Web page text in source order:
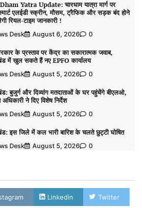
Yatra Update: चारधाम यात्रा मार्ग पर
एलईडी स्क्रीन, मौसम, ट्रैफिक और सड़क बंद होने
रियल-टाइम जानकारी !
Desk August 6, 2026 0
के प्रस्ताव पर केंद्र का सकारात्मक जवाब,
में खुल सकते हैं नए EPFO कार्यालय
Desk August 5, 2026 0
बुजुर्ग और दिव्यांग मतदाताओं के घर पहुंचेंगे बीएलओ,
अधिकारी ने दिए विशेष निर्देश
Desk August 5, 2026 0
इस जिले में कल भारी बारिश के चलते छुट्टी घोषित
Desk August 5, 2026 0
Linkedin Twitter